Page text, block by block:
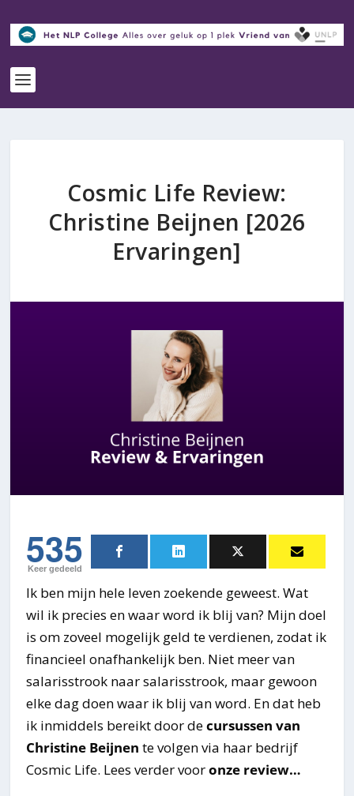
Cosmic Life Review:
Christine Beijnen [2026
Ervaringen]
535
Keer gedeeld
Ik ben mijn hele leven zoekende geweest. Wat
wil ik precies en waar word ik blij van? Mijn doel
is om zoveel mogelijk geld te verdienen, zodat ik
financieel onafhankelijk ben. Niet meer van
salarisstrook naar salarisstrook, maar gewoon
elke dag doen waar ik blij van word. En dat heb
ik inmiddels bereikt door decursussen van
Christine Beijnen te volgen via haar bedrijf
Cosmic Life. Lees verder vooronze review…